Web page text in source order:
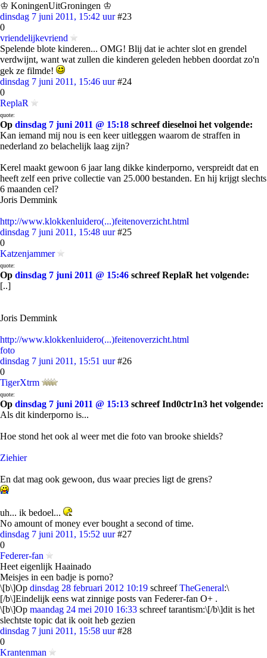
♔ KoningenUitGroningen ♔
dinsdag 7 juni 2011, 15:42 uur #23
0
vriendelijkevriend
Spelende blote kinderen... OMG! Blij dat ie achter slot en grendel
verdwijnt, want wat zullen die kinderen geleden hebben doordat zo'n
gek ze filmde!
dinsdag 7 juni 2011, 15:46 uur #24
0
ReplaR
quote:
Op dinsdag 7 juni 2011 @ 15:18 schreef dieselnoi het volgende:
Kan iemand mij nou is een keer uitleggen waarom de straffen in
nederland zo belachelijk laag zijn?
Kerel maakt gewoon 6 jaar lang dikke kinderporno, verspreidt dat en
heeft zelf een prive collectie van 25.000 bestanden. En hij krijgt slechts
6 maanden cel?
Joris Demmink
http://www.klokkenluidero(...)feitenoverzicht.html
dinsdag 7 juni 2011, 15:48 uur #25
0
Katzenjammer
quote:
Op dinsdag 7 juni 2011 @ 15:46 schreef ReplaR het volgende:
[..]
Joris Demmink
http://www.klokkenluidero(...)feitenoverzicht.html
foto
dinsdag 7 juni 2011, 15:51 uur #26
0
TigerXtrm
quote:
Op dinsdag 7 juni 2011 @ 15:13 schreef Ind0ctr1n3 het volgende:
Als dit kinderporno is...
Hoe stond het ook al weer met die foto van brooke shields?
Ziehier
En dat mag ook gewoon, dus waar precies ligt de grens?
uh... ik bedoel...
No amount of money ever bought a second of time.
dinsdag 7 juni 2011, 15:52 uur #27
0
Federer-fan
Heet eigenlijk Haainado
Meisjes in een badje is porno?
\[b\]Op dinsdag 28 februari 2012 10:19 schreefTheGeneral:\
[/b\]Eindelijk eens wat zinnige posts van Federer-fan O+ .
\[b\]Op maandag 24 mei 2010 16:33 schreef tarantism:\[/b\]dit is het
slechtste topic dat ik ooit heb gezien
dinsdag 7 juni 2011, 15:58 uur #28
0
Krantenman